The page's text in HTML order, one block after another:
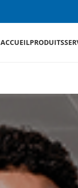
ACCUEILPRODUITS